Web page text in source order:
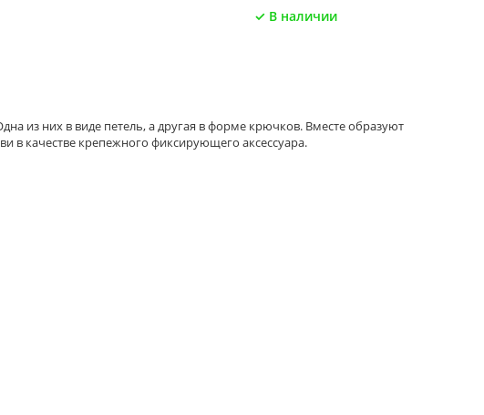
✓ В наличии
из них в виде петель, а другая в форме крючков. Вместе образуют
в качестве крепежного фиксирующего аксессуара.